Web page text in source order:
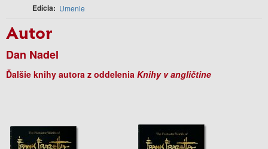
Edícia Umenie
Autor
Dan Nadel
Ďalšie knihy autora z oddelenia Knihy v angličtine